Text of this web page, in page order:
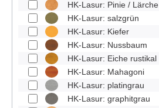
HK-Lasur: Pinie / Lärche
HK-Lasur: salzgrün
HK-Lasur: Kiefer
HK-Lasur: Nussbaum
HK-Lasur: Eiche rustikal
HK-Lasur: Mahagoni
HK-Lasur: platingrau
HK-Lasur: graphitgrau